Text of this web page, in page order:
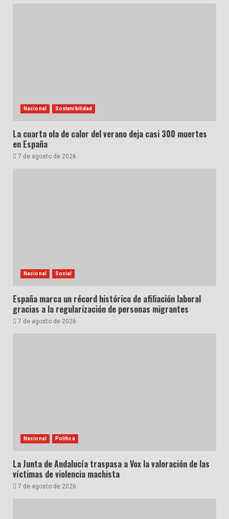
Nacional Sostenibilidad
La cuarta ola de calor del verano deja casi 300 muertes
en España
7 de agosto de 2026
Nacional Social
España marca un récord histórico de afiliación laboral
gracias a la regularización de personas migrantes
7 de agosto de 2026
Nacional Política
La Junta de Andalucía traspasa a Vox la valoración de las
víctimas de violencia machista
7 de agosto de 2026